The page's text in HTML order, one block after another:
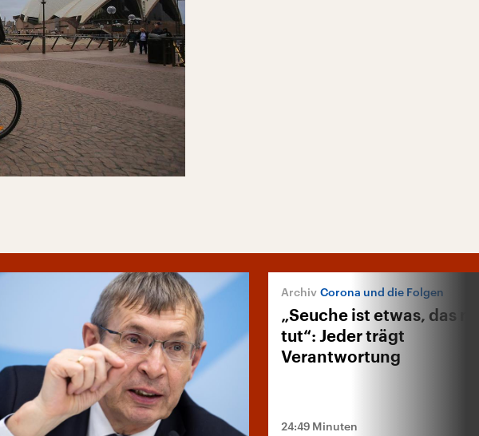
Corona und die Folgen
„Seuche ist etwas, das
tut“: Jeder trägt
Verantwortung
24:49 Minuten